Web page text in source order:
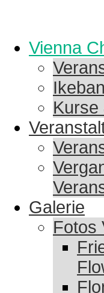
Vienna
Kurse
Galerie
Fotos